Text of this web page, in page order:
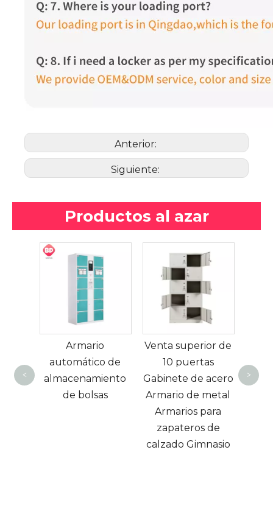
Anterior:
Siguiente:
Productos al azar
automático de
Venta superior de
10 puertas
Gabinete de acero
Armario de metal
Armarios para
zapateros de
calzado Gimnasio
calzado de
de ventas
de fábrica
cajones de 2/
cajones de
mortaja de
de calzado
< >